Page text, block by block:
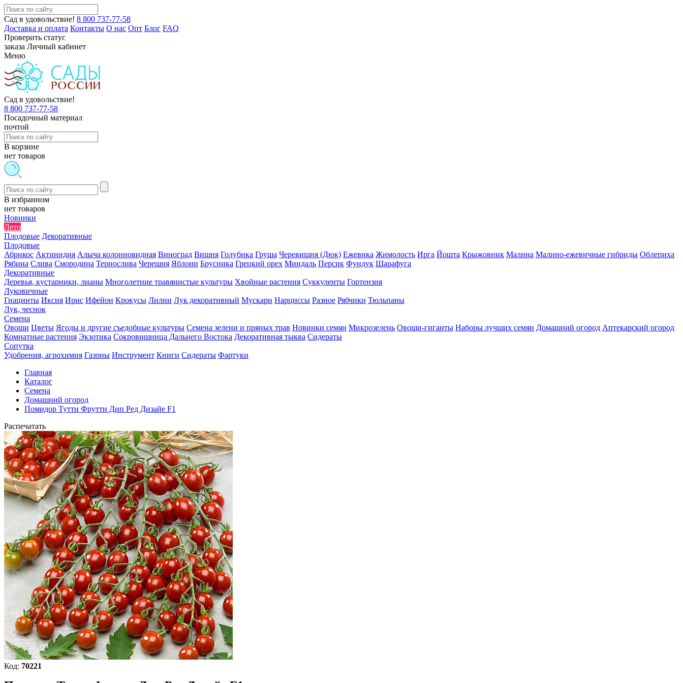
Сад в удовольствие! 8 800 737-77-58
Доставка и оплата Контакты О нас Опт Блог FAQ
Проверить статус
заказа Личный кабинет
Меню
Сад в удовольствие!
8 800 737-77-58
Посадочный материал
почтой
В корзине
нет товаров
В избранном
нет товаров
Новинки
Лето
Плодовые Декоративные
Плодовые
Абрикос Актинидия Алыча колонновидная Виноград Вишня Голубика Груша Черевишня (Дюк) Ежевика Жимолость Ирга Йошта Крыжовник Малина Малино-ежевичные гибриды Облепиха
Рябина Слива Смородина Тернослива Черешня Яблони Брусника Грецкий орех Миндаль Персик Фундук Шарафуга
Декоративные
Деревья, кустарники, лианы Многолетние травянистые культуры Хвойные растения Суккуленты Гортензия
Луковичные
Гиацинты Иксия Ирис Ифейон Крокусы Лилии Лук декоративный Мускари Нарциссы Разное Рябчики Тюльпаны
Лук, чеснок
Семена
Овощи Цветы Ягоды и другие съедобные культуры Семена зелени и пряных трав Новинки семян Микрозелень Овощи-гиганты Наборы лучших семян Домашний огород Аптекарский огород
Комнатные растения Экзотика Сокровищница Дальнего Востока Декоративная тыква Сидераты
Сопутка
Удобрения, агрохимия Газоны Инструмент Книги Сидераты Фартуки
Главная
Каталог
Семена
Домашний огород
Помидор Тутти Фрутти Дип Ред Дизайе F1
Распечатать
Код: 70221